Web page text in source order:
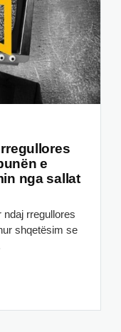
e
nga sallat
rregullores
shqetësim se